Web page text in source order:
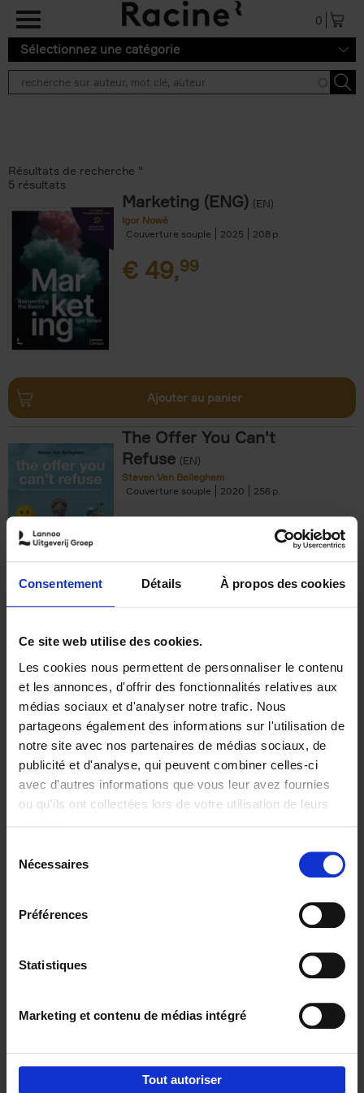
Consentement Détails À propos des cookies
Ce site web utilise des cookies.
Les cookies nous permettent de personnaliser le contenu
et les annonces, d'offrir des fonctionnalités relatives aux
médias sociaux et d'analyser notre trafic. Nous
partageons également des informations sur l'utilisation de
notre site avec nos partenaires de médias sociaux, de
publicité et d'analyse, qui peuvent combiner celles-ci
avec d'autres informations que vous leur avez fournies
ou qu'ils ont collectées lors de votre utilisation de leurs
Nécessaires
Préférences
Statistiques
Marketing et contenu de médias intégré
Tout autoriser
Aller au contenu principal
0
Sélectionnez une catégorie
Résultats de recherche ''
5 résultats
Marketing (ENG) (EN)
Igor Nowé
Couverture souple
2025 208
€ 49,99
Ajouter au panier
The Offer You Can't
Refuse (EN)
Steven Van Belleghem
Couverture souple
2020 256
€37,50
Building Bonds = Building
Business
Jochen Roef Jozefien De Feyter
Carolien Boom
Couverture souple
2025 200
€29,99
Digital marketing like a PRO -
completely revised edition (EN)